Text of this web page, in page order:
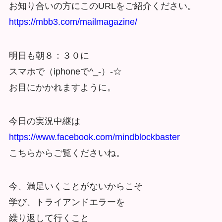
お知り合いの方にこのURLをご紹介ください。
https://mbb3.com/mailmagazine/
明日も朝８：３０に
スマホで（iphoneで^_-）-☆
お目にかかれますように。
今日の実況中継は
https://www.facebook.com/mindblockbaster
こちらからご覧くださいね。
今、満足いくことがないからこそ
学び、トライアンドエラーを
繰り返して行くこと